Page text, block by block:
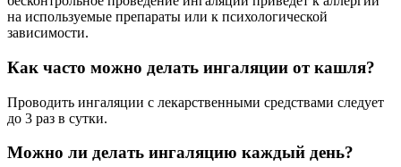
на используемые препараты или к психологической
зависимости.
Как часто можно делать ингаляции от кашля?
Проводить ингаляции с лекарственными средствами следует
до 3 раз в сутки.
Можно ли делать ингаляцию каждый день?